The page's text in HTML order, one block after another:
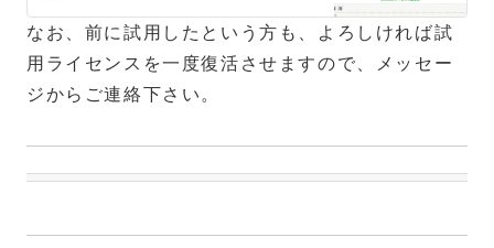
なお、前に試用したという方も、よろしければ試
用ライセンスを一度復活させますので、メッセー
ジからご連絡下さい。